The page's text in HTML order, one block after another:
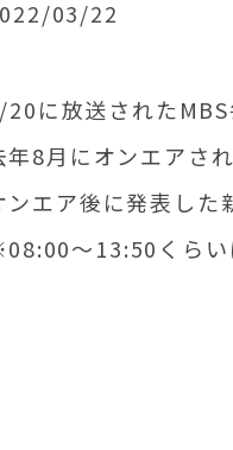
03/22
に放送された
年8月にオンエアさ
ンエア後に発表した
～13:50くらい